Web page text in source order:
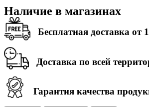
Наличие в магазинах
Бесплатная доставка от
Доставка по всей
Гарантия качества